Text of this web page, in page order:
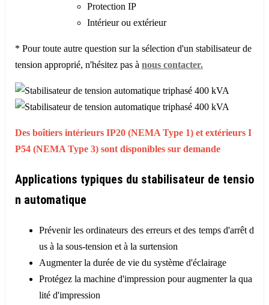
Protection IP
Intérieur ou extérieur
* Pour toute autre question sur la sélection d'un stabilisateur de
tension approprié, n'hésitez pas à nous contacter.
Des boîtiers intérieurs IP20 (NEMA Type 1) et extérieurs I
P54 (NEMA Type 3) sont disponibles sur demande
Applications typiques du stabilisateur de tensio
n automatique
Prévenir les ordinateurs des erreurs et des temps d'arrêt d
us à la sous-tension et à la surtension
Augmenter la durée de vie du système d'éclairage
Protégez la machine d'impression pour augmenter la qua
lité d'impression